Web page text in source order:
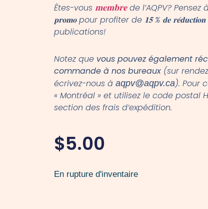
Êtes-vous 𝐦𝐞𝐦𝐛𝐫𝐞de l’AQPV? Pensez
𝐩𝐫𝐨𝐦𝐨 pour profiter de 𝟏𝟓 % 𝐝𝐞
publications!
Notez que vous pouvez également
commande à nos bureaux(sur
écrivez-nous à aqpv@aqpv.ca). Pour
« Montréal » et utilisez le code postal
section des frais d’expédition.
$5.00
En rupture d'inventaire